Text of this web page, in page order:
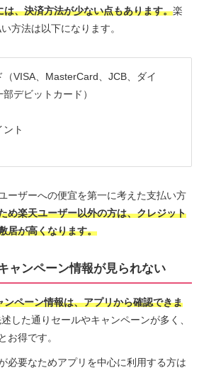
、決済方法が少ない点もあります。楽
方法は以下になります。
（VISA、MasterCard、JCB、ダイ
デビットカード）
ント
ーザーへの便宜を第一に考えた支払い方
め楽天ユーザー以外の方は、クレジット
居が高くなります。
ャンペーン情報が見られない
ペーン情報は、アプリから確認できま
した通りセールやキャンペーンが多く、
お得です。
必要なためアプリを中心に利用する方は